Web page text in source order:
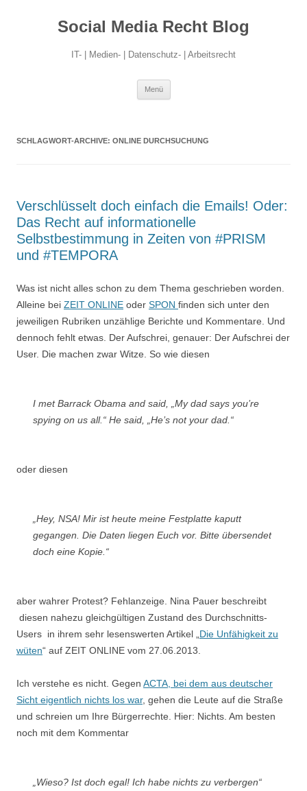
Social Media Recht Blog
IT- | Medien- | Datenschutz- | Arbeitsrecht
Menü
SCHLAGWORT-ARCHIVE: ONLINE DURCHSUCHUNG
Verschlüsselt doch einfach die Emails! Oder:
Das Recht auf informationelle
Selbstbestimmung in Zeiten von #PRISM
und #TEMPORA
Was ist nicht alles schon zu dem Thema geschrieben worden.
Alleine bei ZEIT ONLINE oder SPON finden sich unter den
jeweiligen Rubriken unzählige Berichte und Kommentare. Und
dennoch fehlt etwas. Der Aufschrei, genauer: Der Aufschrei der
User. Die machen zwar Witze. So wie diesen
I met Barrack Obama and said, „My dad says you’re
spying on us all.“ He said, „He’s not your dad.“
oder diesen
„Hey, NSA! Mir ist heute meine Festplatte kaputt
gegangen. Die Daten liegen Euch vor. Bitte übersendet
doch eine Kopie.“
aber wahrer Protest? Fehlanzeige. Nina Pauer beschreibt
diesen nahezu gleichgültigen Zustand des Durchschnitts-
Users in ihrem sehr lesenswerten Artikel „ Die Unfähigkeit zu
wüten“ auf ZEIT ONLINE vom 27.06.2013.
Ich verstehe es nicht. Gegen ACTA, bei dem aus deutscher
Sicht eigentlich nichts los war, gehen die Leute auf die Straße
und schreien um Ihre Bürgerrechte. Hier: Nichts. Am besten
noch mit dem Kommentar
„Wieso? Ist doch egal! Ich habe nichts zu verbergen“